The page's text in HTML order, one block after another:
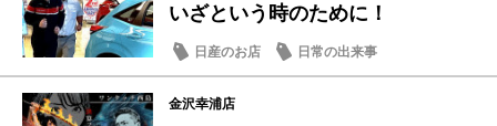
いざという時のために！
日産のお店 日常の出来事
金沢幸浦店